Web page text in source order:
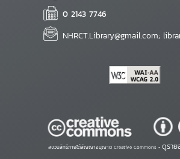
0 2143 7746
NHRCT.Library@gmail.com;
สงวนสิทธิ์ภายใต้สัญญาอนุญาต Creative Commons • ดูรา